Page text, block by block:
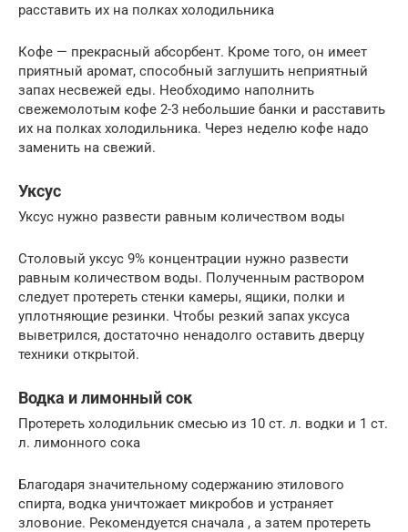
расставить их на полках холодильника
Кофе — прекрасный абсорбент. Кроме того, он имеет
приятный аромат, способный заглушить неприятный
запах несвежей еды. Необходимо наполнить
свежемолотым кофе 2-3 небольшие банки и расставить
их на полках холодильника. Через неделю кофе надо
заменить на свежий.
Уксус
Уксус нужно развести равным количеством воды
Столовый уксус 9% концентрации нужно развести
равным количеством воды. Полученным раствором
следует протереть стенки камеры, ящики, полки и
уплотняющие резинки. Чтобы резкий запах уксуса
выветрился, достаточно ненадолго оставить дверцу
техники открытой.
Водка и лимонный сок
Протереть холодильник смесью из 10 ст. л. водки и 1 ст.
л. лимонного сока
Благодаря значительному содержанию этилового
спирта, водка уничтожает микробов и устраняет
зловоние. Рекомендуется сначала , а затем протереть